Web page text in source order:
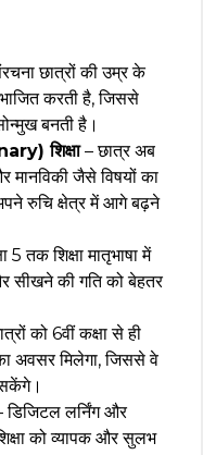
छात्रों की उम्र के
करती है, जिससे
बनती है।
शिक्षा– छात्र अब
मानविकी जैसे विषयों का
रुचि क्षेत्र में आगे बढ़ने
5 तक शिक्षा मातृभाषा में
सीखने की गति को बेहतर
को 6वीं कक्षा से ही
अवसर मिलेगा, जिससे वे
डिजिटल लर्निंग और
को व्यापक और सुलभ